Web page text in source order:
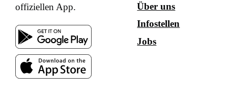
offiziellen App.
Über uns
Infostellen
Jobs